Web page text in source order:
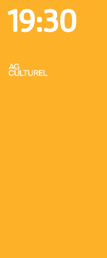
19:30